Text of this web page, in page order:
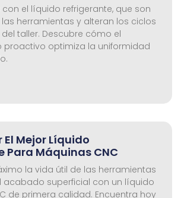
el líquido refrigerante, que son
herramientas y alteran los ciclos
taller. Descubre cómo el
proactivo optimiza la uniformidad
El Mejor Líquido
Para Máquinas CNC
la vida útil de las herramientas
acabado superficial con un líquido
de primera calidad. Encuentra hoy